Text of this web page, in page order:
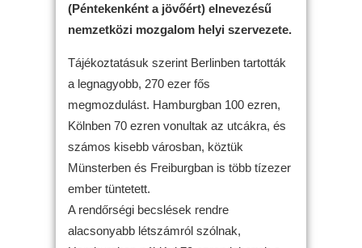
(Péntekenként a jövőért) elnevezésű
nemzetközi mozgalom helyi szervezete.
Tájékoztatásuk szerint Berlinben tartották
a legnagyobb, 270 ezer fős
megmozdulást. Hamburgban 100 ezren,
Kölnben 70 ezren vonultak az utcákra, és
számos kisebb városban, köztük
Münsterben és Freiburgban is több tízezer
ember tüntetett.
A rendőrségi becslések rendre
alacsonyabb létszámról szólnak,